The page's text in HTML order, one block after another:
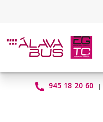
Aviso: 945 18 20 60 |